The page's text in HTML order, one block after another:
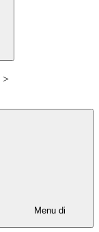
>
Menu di